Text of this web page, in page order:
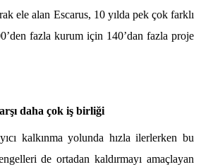
ele alan Escarus, 10 yılda pek çok farklı
fazla kurum için 140’dan fazla proje
daha çok iş birliği
kalkınma yolunda hızla ilerlerken bu
de ortadan kaldırmayı amaçlayan